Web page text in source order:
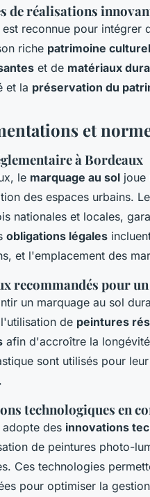
de réalisations
reconnue pour intégrer
riche patrimoine culturel
et de matériaux
et la préservation du
et
à Bordeaux
le marquage au sol joue
des espaces urbains.
nationales et locales,
obligations légales
et l'emplacement des
recommandés pour
un marquage au sol
de peintures
afin d'accroître la
sont utilisés pour
technologiques en
adopte des innovations
de peintures photo-
Ces technologies
pour optimiser la